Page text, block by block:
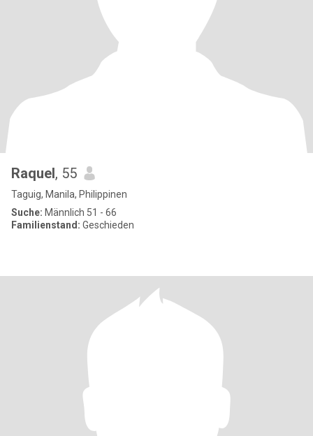
Raquel, 55
Taguig, Manila, Philippinen
Suche: Männlich 51 - 66
Familienstand: Geschieden